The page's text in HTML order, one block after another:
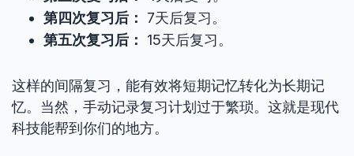
第四次复习后：
7天后复习。
第五次复习后：
15天后复习。
这样的间隔复习，能有效将短期记忆转化为长期记
忆。当然，手动记录复习计划过于繁琐。这就是现代
科技能帮到你们的地方。